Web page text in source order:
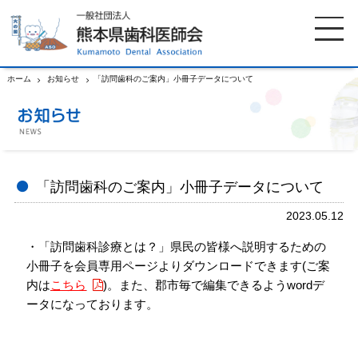
ホーム お知らせ 「訪問歯科のご案内」小冊子データについて
「訪問歯科のご案内」小冊子データについて
2023.05.12
・「訪問歯科診療とは？」県民の皆様へ説明するための
小冊子を会員専用ページよりダウンロードできます(ご案
内はこちら
)。また、郡市毎で編集できるようwordデ
ータになっております。
ホーム 歯科医師会について
歯科医院検索 休日当番医
お知らせ 口腔保健センター